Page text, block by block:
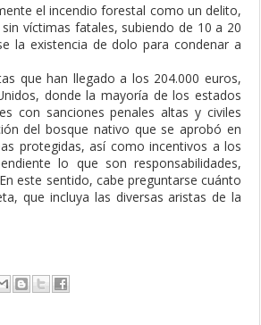
el incendio forestal como un delito,
víctimas fatales, subiendo de 10 a 20
la existencia de dolo para condenar a
que han llegado a los 204.000 euros,
donde la mayoría de los estados
con sanciones penales altas y civiles
del bosque nativo que se aprobó en
protegidas, así como incentivos a los
lo que son responsabilidades,
este sentido, cabe preguntarse cuánto
que incluya las diversas aristas de la